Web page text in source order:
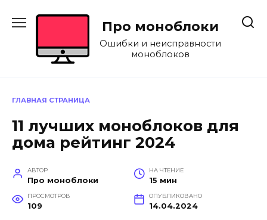
Про моноблоки
Ошибки и неисправности
моноблоков
ГЛАВНАЯ СТРАНИЦА
11 лучших моноблоков для
дома рейтинг 2024
АВТОР
Про моноблоки
НА ЧТЕНИЕ
15 мин
ПРОСМОТРОВ
109
ОПУБЛИКОВАНО
14.04.2024